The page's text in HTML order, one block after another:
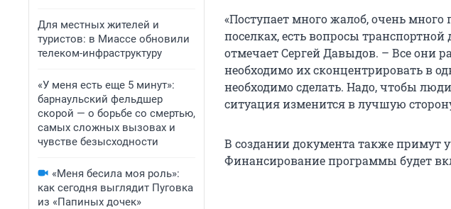
Для местных жителей и
туристов: в Миассе обновили
телеком-инфраструктуру
«У меня есть еще 5 минут»:
барнаульский фельдшер
скорой — о борьбе со смертью,
самых сложных вызовах и
чувстве безысходности
«Меня бесила моя роль»:
как сегодня выглядит Пуговка
из «Папиных дочек»
«Поступает много жалоб, очень много
поселках, есть вопросы транспортной
отмечает Сергей Давыдов. – Все они
необходимо их сконцентрировать в
необходимо сделать. Надо, чтобы
ситуация изменится в лучшую
В создании документа также примут
Финансирование программы будет